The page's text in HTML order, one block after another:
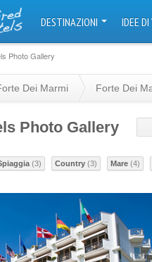
DESTINAZIONI IDEE
Photo Gallery
Dei Marmi Forte Dei
Photo Gallery
(3) Country (3) Mare (4)